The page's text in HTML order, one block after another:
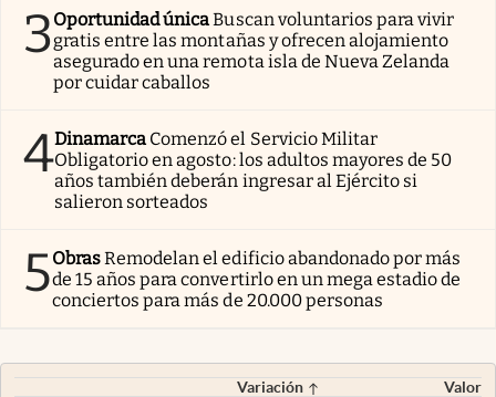
3Oportunidad únicaBuscan voluntarios para vivir
gratis entre las montañas y ofrecen alojamiento
asegurado en una remota isla de Nueva Zelanda
por cuidar caballos
4Dinamarca Comenzó el Servicio Militar
Obligatorio en agosto: los adultos mayores de 50
años también deberán ingresar al Ejército si
salieron sorteados
5ObrasRemodelan el edificio abandonado por más
de 15 años para convertirlo en un mega estadio de
conciertos para más de 20.000 personas
Variación
Valor